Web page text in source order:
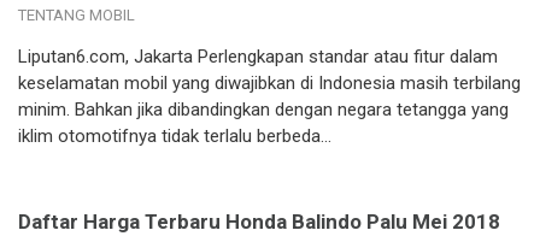
TENTANG MOBIL
Liputan6.com, Jakarta Perlengkapan standar atau fitur dalam
keselamatan mobil yang diwajibkan di Indonesia masih terbilang
minim. Bahkan jika dibandingkan dengan negara tetangga yang
iklim otomotifnya tidak terlalu berbeda…
Daftar Harga Terbaru Honda Balindo Palu Mei 2018